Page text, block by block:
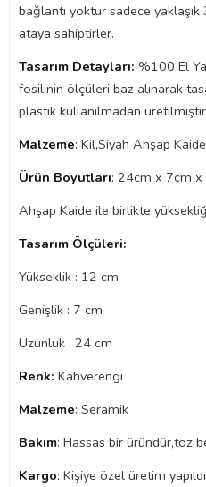
bağlantı yoktur sadece
ataya sahiptirler.
Tasarım Detayları: %100 El
fosilinin ölçüleri baz alınarak
plastik kullanılmadan
Malzeme: Kil,Siyah Ahşap
Ürün Boyutları: 24cm x 7cm
Ahşap Kaide ile birlikte
Tasarım Ölçüleri:
Yükseklik : 12 cm
Genişlik : 7 cm
Uzunluk : 24 cm
Renk: Kahverengi
Malzeme: Seramik
Bakım: Hassas bir üründür,toz
Kargo: Kişiye özel üretim